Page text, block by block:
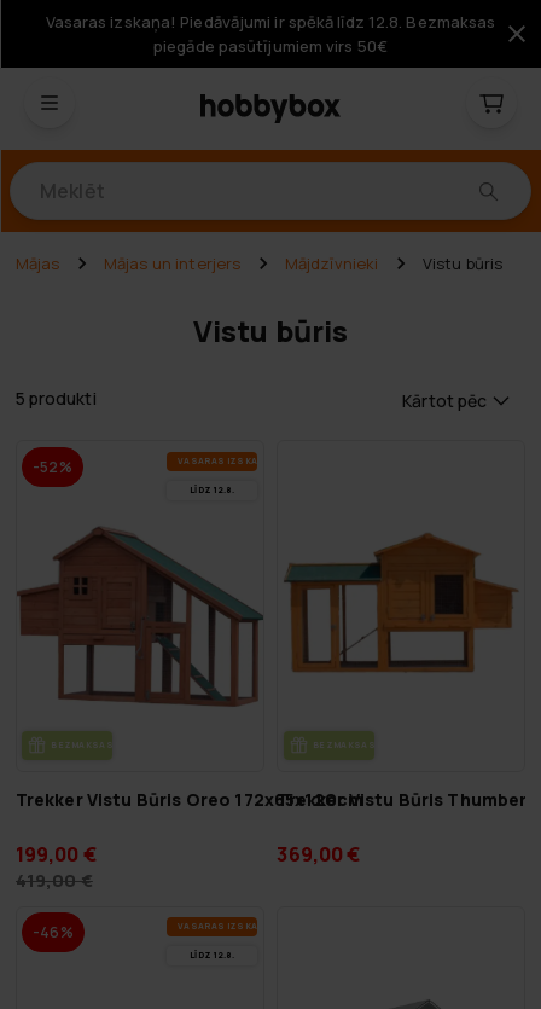
Vasaras izskaņa! Piedāvājumi ir spēkā līdz 12.8. Bezmaksas
piegāde pasūtījumiem virs 50€
Mājas Mājas un interjers Mājdzīvnieki Vistu būris
Vistu būris
5 produkti Kārtot pēc
-52% VA­SA­RAS IZ­SKA­ŅA
LĪDZ 12.8.
BEZ­MAK­SAS PIE­GĀ­DE
Trekker Vistu Būris Oreo 172x65x120cm
199,00 €
419,00 €
BEZ­MAK­SAS PIE­GĀ­DE
Trekker Vistu Būris Thumber
369,00 €
-46% VA­SA­RAS IZ­SKA­ŅA
LĪDZ 12.8.